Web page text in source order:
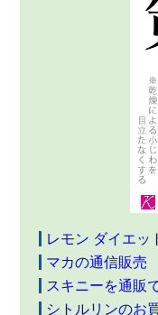
レモン ダイエッ
マカの通信販売
スキニーを通販
シトルリンのお